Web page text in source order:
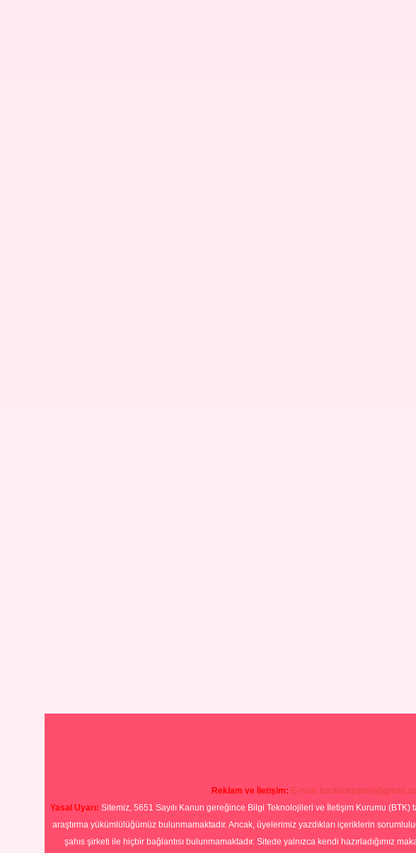
Reklam ve İletişim: E-mail:
Yasal Uyarı: Sitemiz, 5651 Sayılı Kanun gereğince Bilgi Teknolojileri ve İletişim Kurumu
araştırma yükümlülüğümüz bulunmamaktadır. Ancak, üyelerimiz yazdıkları içeriklerin
şahıs şirketi ile hiçbir bağlantısı bulunmamaktadır. Sitede yalnızca kendi hazırladığımız